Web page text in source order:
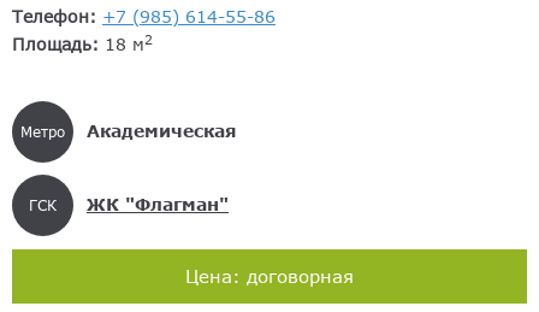
Телефон: +7 (985) 614-55-86
Площадь: 18 м2
Метро Академическая
ГСК ЖК "Флагман"
Цена: договорная